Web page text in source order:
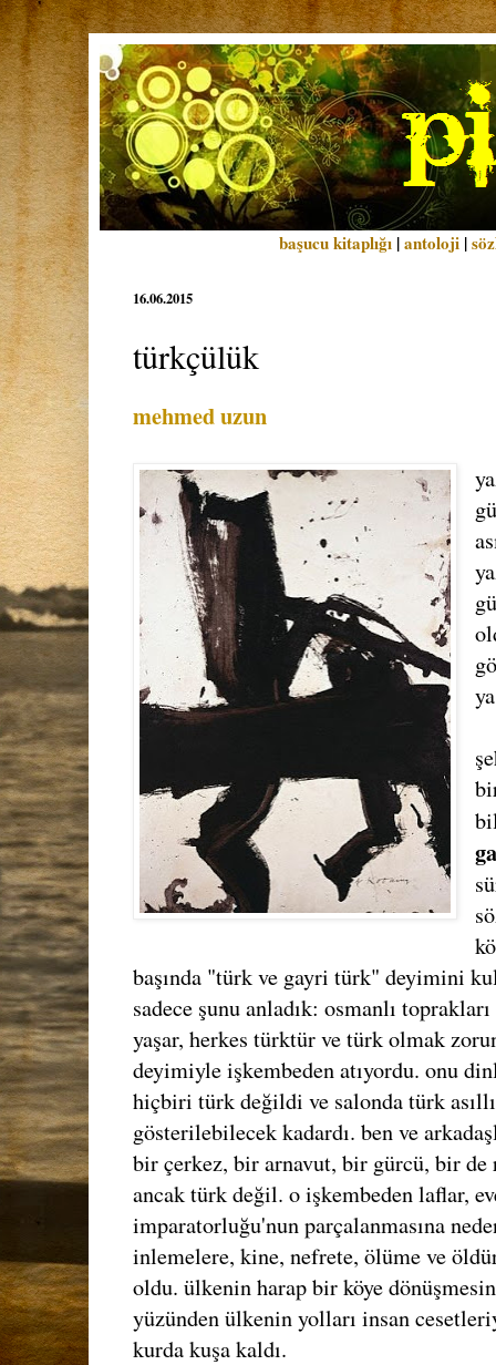
başucu kitaplığı |antoloji |
16.06.2015
türkçülük
mehmed uzun
başında "türk ve gayri türk" deyimini
sadece şunu anladık: osmanlı
yaşar, herkes türktür ve türk olmak
deyimiyle işkembeden atıyordu. onu
hiçbiri türk değildi ve salonda türk
gösterilebilecek kadardı. ben ve
bir çerkez, bir arnavut, bir gürcü, bir de
ancak türk değil. o işkembeden laflar,
imparatorluğu'nun parçalanmasına
inlemelere, kine, nefrete, ölüme ve
oldu. ülkenin harap bir köye
yüzünden ülkenin yolları insan
kurda kuşa kaldı.